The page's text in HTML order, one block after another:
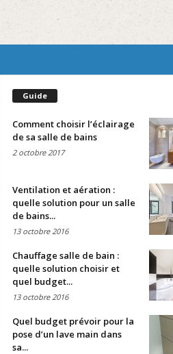
Guide
Comment choisir l’éclairage
de sa salle de bains
2 octobre 2017
Ventilation et aération :
quelle solution pour un salle
de bains...
13 octobre 2016
Chauffage salle de bain :
quelle solution choisir et
quel budget...
13 octobre 2016
Quel budget prévoir pour la
pose d’un lave main dans
sa...